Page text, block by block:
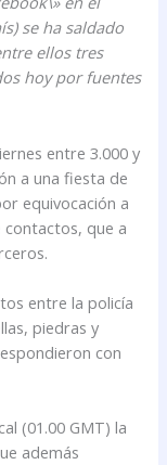
se ha saldado
ellos tres
hoy por fuentes
entre 3.000 y
a una fiesta de
equivocación a
que a
entre la policía
piedras y
con
(01.00 GMT) la
además